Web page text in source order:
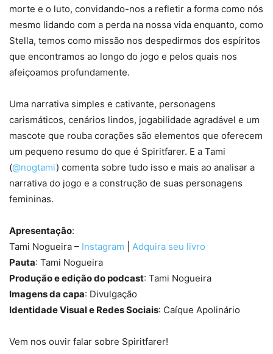
morte e o luto, convidando-nos a refletir a forma como nós
mesmo lidando com a perda na nossa vida enquanto, como
Stella, temos como missão nos despedirmos dos espíritos
que encontramos ao longo do jogo e pelos quais nos
afeiçoamos profundamente.
Uma narrativa simples e cativante, personagens
carismáticos, cenários lindos, jogabilidade agradável e um
mascote que rouba corações são elementos que oferecem
um pequeno resumo do que é Spiritfarer. E a Tami
(@nogtami) comenta sobre tudo isso e mais ao analisar a
narrativa do jogo e a construção de suas personagens
femininas.
Apresentação:
Tami Nogueira – Instagram
Adquira seu livro
Pauta: Tami Nogueira
Produção e edição do podcast: Tami Nogueira
Imagens da capa: Divulgação
Identidade Visual e Redes Sociais: Caíque Apolinário
Vem nos ouvir falar sobre Spiritfarer!